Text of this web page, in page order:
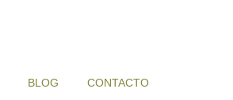
BLOG CONTACTO